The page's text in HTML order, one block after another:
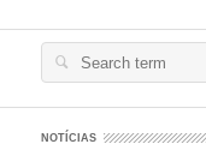
Search
NOTÍCIAS